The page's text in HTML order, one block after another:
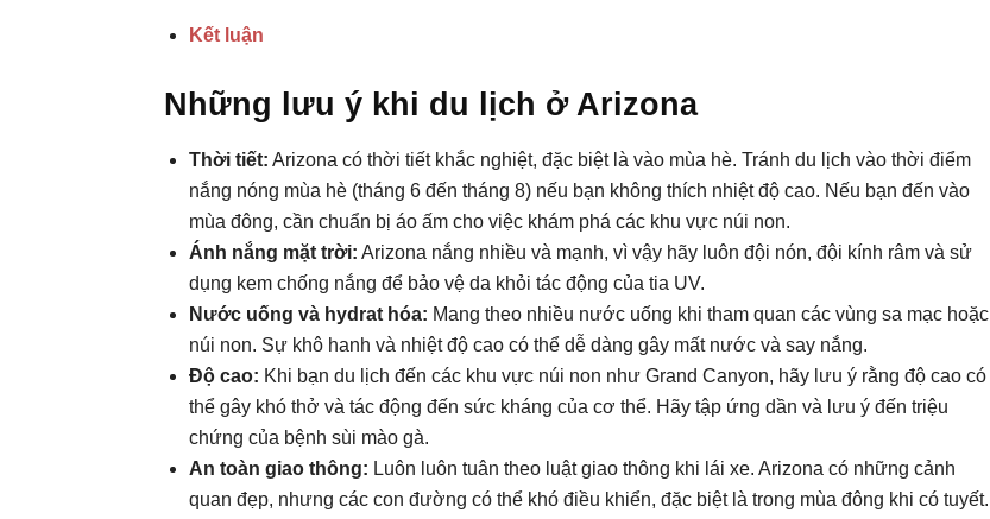
Kết luận
Những lưu ý khi du lịch ở Arizona
Thời tiết: Arizona có thời tiết khắc nghiệt, đặc biệt là vào mùa hè. Tránh du lịch vào thời điểm
nắng nóng mùa hè (tháng 6 đến tháng 8) nếu bạn không thích nhiệt độ cao. Nếu bạn đến vào
mùa đông, cần chuẩn bị áo ấm cho việc khám phá các khu vực núi non.
Ánh nắng mặt trời: Arizona nắng nhiều và mạnh, vì vậy hãy luôn đội nón, đội kính râm và sử
dụng kem chống nắng để bảo vệ da khỏi tác động của tia UV.
Nước uống và hydrat hóa: Mang theo nhiều nước uống khi tham quan các vùng sa mạc hoặc
núi non. Sự khô hanh và nhiệt độ cao có thể dễ dàng gây mất nước và say nắng.
Độ cao: Khi bạn du lịch đến các khu vực núi non như Grand Canyon, hãy lưu ý rằng độ cao có
thể gây khó thở và tác động đến sức kháng của cơ thể. Hãy tập ứng dần và lưu ý đến triệu
chứng của bệnh sùi mào gà.
An toàn giao thông: Luôn luôn tuân theo luật giao thông khi lái xe. Arizona có những cảnh
quan đẹp, nhưng các con đường có thể khó điều khiển, đặc biệt là trong mùa đông khi có tuyết.